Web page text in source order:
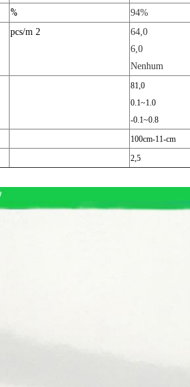
% 94%
pcs/m 2
64,0
6,0
Nenhum
81,0
0.1~1.0
-0.1~0.8
100cm-11-cm
2,5